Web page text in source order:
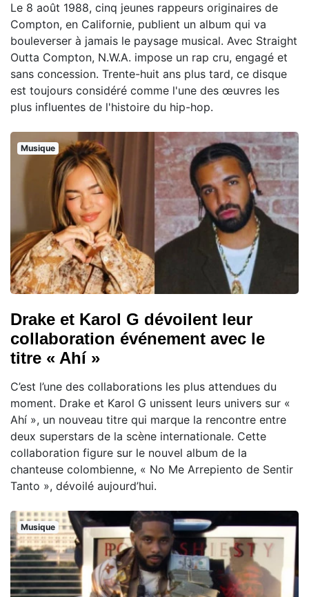
Le 8 août 1988, cinq jeunes rappeurs originaires de
Compton, en Californie, publient un album qui va
bouleverser à jamais le paysage musical. Avec Straight
Outta Compton, N.W.A. impose un rap cru, engagé et
sans concession. Trente-huit ans plus tard, ce disque
est toujours considéré comme l'une des œuvres les
plus influentes de l'histoire du hip-hop.
Musique
Drake et Karol G dévoilent leur
collaboration événement avec le
titre « Ahí »
C’est l’une des collaborations les plus attendues du
moment. Drake et Karol G unissent leurs univers sur «
Ahí », un nouveau titre qui marque la rencontre entre
deux superstars de la scène internationale. Cette
collaboration figure sur le nouvel album de la
chanteuse colombienne, « No Me Arrepiento de Sentir
Tanto », dévoilé aujourd’hui.
Musique